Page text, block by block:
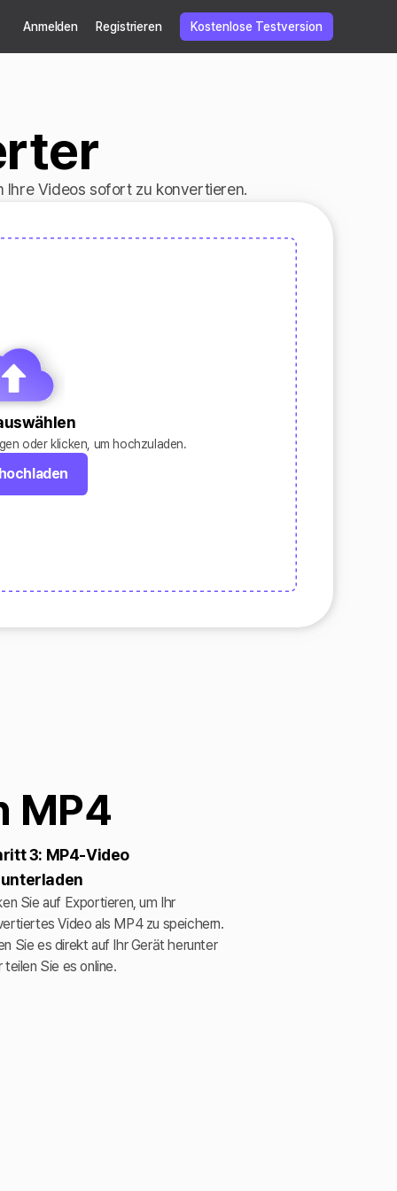
Anmelden Registrieren Kostenlose Testversion
Ihre Videos sofort zu konvertieren.
oder klicken, um hochzuladen.
MP4
3: MP4-Video
Sie auf Exportieren, um Ihr
Video als MP4 zu speichern.
Sie es direkt auf Ihr Gerät herunter
teilen Sie es online.